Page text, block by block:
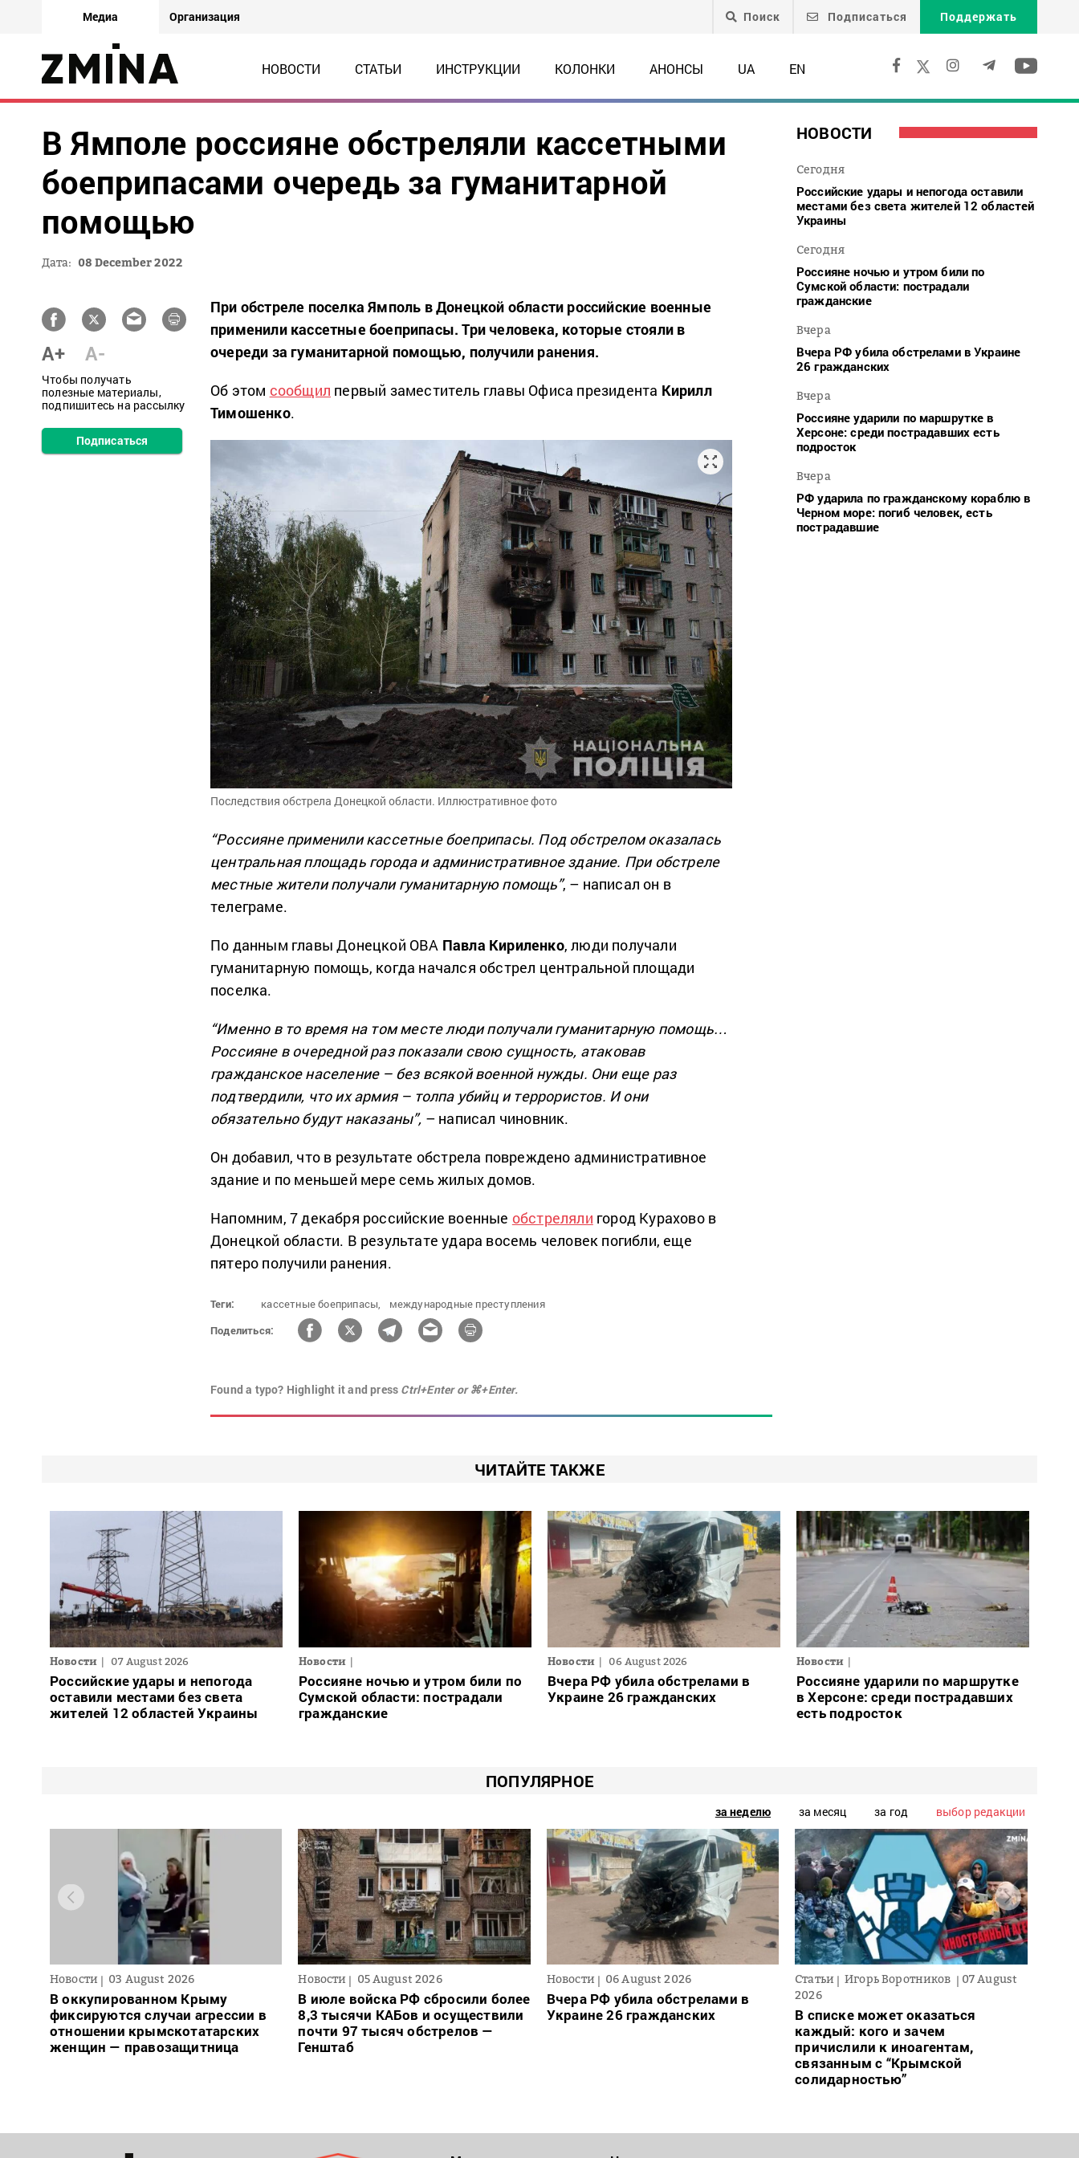
Медиа Организация Поиск Подписаться Поддержать
НОВОСТИ СТАТЬИ ИНСТРУКЦИИ КОЛОНКИ АНОНСЫ UA EN
В Ямполе россияне обстреляли кассетными
боеприпасами очередь за гуманитарной
помощью
Дата: 08 December 2022
A+ A-
Чтобы получать
полезные материалы,
подпишитесь на рассылку
Подписаться
При обстреле поселка Ямполь в Донецкой области российские военные
применили кассетные боеприпасы. Три человека, которые стояли в
очереди за гуманитарной помощью, получили ранения.
Об этом сообщил первый заместитель главы Офиса президента Кирилл
Тимошенко.
Последствия обстрела Донецкой области. Иллюстративное фото
“Россияне применили кассетные боеприпасы. Под обстрелом оказалась
центральная площадь города и административное здание. При обстреле
местные жители получали гуманитарную помощь”, – написал он в
телеграме.
По данным главы Донецкой ОВА Павла Кириленко, люди получали
гуманитарную помощь, когда начался обстрел центральной площади
поселка.
“Именно в то время на том месте люди получали гуманитарную помощь…
Россияне в очередной раз показали свою сущность, атаковав
гражданское население – без всякой военной нужды. Они еще раз
подтвердили, что их армия – толпа убийц и террористов. И они
обязательно будут наказаны”, – написал чиновник.
Он добавил, что в результате обстрела повреждено административное
здание и по меньшей мере семь жилых домов.
Напомним, 7 декабря российские военные обстреляли город Курахово в
Донецкой области. В результате удара восемь человек погибли, еще
пятеро получили ранения.
Теги: кассетные боеприпасы,
международные преступления
Поделиться:
Found a typo? Highlight it and press Ctrl+Enter or ⌘+Enter.
НОВОСТИ
Сегодня
Российские удары и непогода оставили
местами без света жителей 12 областей
Украины
Сегодня
Россияне ночью и утром били по
Сумской области: пострадали
гражданские
Вчера
Вчера РФ убила обстрелами в Украине
26 гражданских
Вчера
Россияне ударили по маршрутке в
Херсоне: среди пострадавших есть
подросток
Вчера
РФ ударила по гражданскому кораблю в
Черном море: погиб человек, есть
пострадавшие
ЧИТАЙТЕ ТАКЖЕ
Новости 07 August 2026
Российские удары и непогода
оставили местами без света
жителей 12 областей Украины
Новости
Россияне ночью и утром били по
Сумской области: пострадали
гражданские
Новости 06 August 2026
Вчера РФ убила обстрелами в
Украине 26 гражданских
Новости
Россияне ударили по маршрутке
в Херсоне: среди пострадавших
есть подросток
ПОПУЛЯРНОЕ
за неделю за месяц за год выбор редакции
Новости 03 August 2026
В оккупированном Крыму
фиксируются случаи агрессии в
отношении крымскотатарских
женщин — правозащитница
Новости 05 August 2026
В июле войска РФ сбросили более
8,3 тысячи КАБов и осуществили
почти 97 тысяч обстрелов —
Генштаб
Новости 06 August 2026
Вчера РФ убила обстрелами в
Украине 26 гражданских
Статьи Игорь Воротников
07 August
2026
В списке может оказаться
каждый: кого и зачем
причислили к иноагентам,
связанным с “Крымской
солидарностью”